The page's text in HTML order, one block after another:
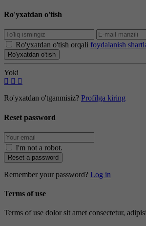
Ro'yxatdan o'tish
Ro'yxatdan o'tish orqali foydalanish
Ro'yxatdan o'tish
Yoki
Ro'yxatdan o'tganmisiz? Profilga kiring
Reset password
I'm not a robot.
Reset a password
Remember your password? Log in
Terms of use
Terms of use dolor sit amet consectetur,